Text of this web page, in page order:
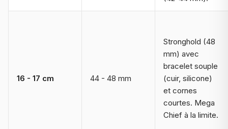
16 - 17 cm 44 - 48 mm
Stronghold (48
mm) avec
bracelet souple
(cuir, silicone)
et cornes
courtes. Mega
Chief à la limite.